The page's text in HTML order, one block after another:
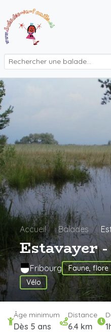
Accueil Balades
Estavayer
Fribourg Faune, flore
Vélo
Âge minimum
Dès 5 ans
Distance
6.4 km